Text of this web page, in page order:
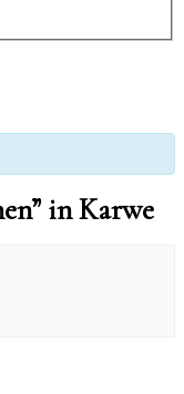
in Karwe